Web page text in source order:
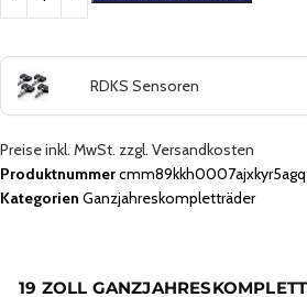
RDKS Sensoren
Preise inkl. MwSt. zzgl. Versandkosten
Produktnummer
Kategorien Ganzjahreskompletträder
19 ZOLL